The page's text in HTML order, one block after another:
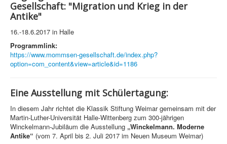
Gesellschaft: "Migration und Krieg in der
Antike"
16.-18.6.2017 in Halle
Programmlink:
https://www.mommsen-gesellschaft.de/index.php?
option=com_content&view=article&id=1186
Eine Ausstellung mit Schülertagung:
In diesem Jahr richtet die Klassik Stiftung Weimar gemeinsam mit der
Martin-Luther-Universität Halle-Wittenberg zum 300-jährigen
Winckelmann-Jubiläum die Ausstellung „Winckelmann. Moderne
Antike“ (vom 7. April bis 2. Juli 2017 im Neuen Museum Weimar)